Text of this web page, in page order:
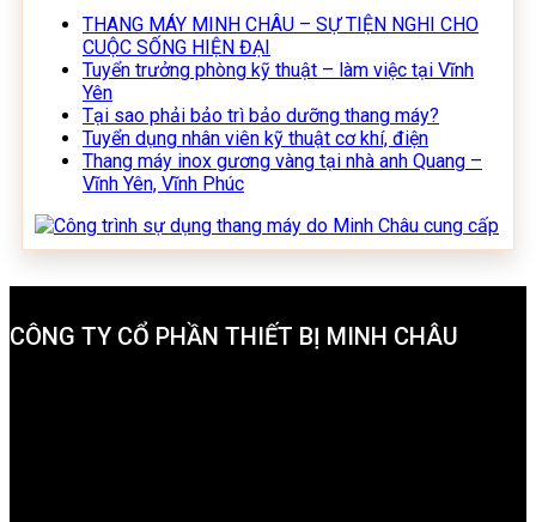
THANG MÁY MINH CHÂU – SỰ TIỆN NGHI CHO
CUỘC SỐNG HIỆN ĐẠI
Tuyển trưởng phòng kỹ thuật – làm việc tại Vĩnh
Yên
Tại sao phải bảo trì bảo dưỡng thang máy?
Tuyển dụng nhân viên kỹ thuật cơ khí, điện
Thang máy inox gương vàng tại nhà anh Quang –
Vĩnh Yên, Vĩnh Phúc
CÔNG TY CỔ PHẦN THIẾT BỊ MINH CHÂU